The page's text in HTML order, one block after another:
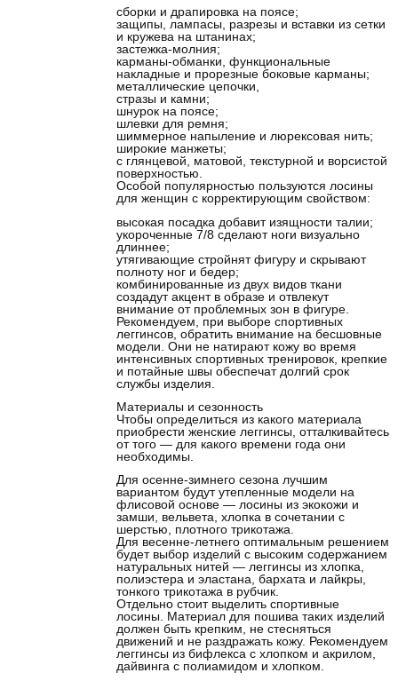
сборки и драпировка на поясе;
защипы, лампасы, разрезы и вставки из сетки
и кружева на штанинах;
застежка-молния;
карманы-обманки, функциональные
накладные и прорезные боковые карманы;
металлические цепочки,
стразы и камни;
шнурок на поясе;
шлевки для ремня;
шиммерное напыление и люрексовая нить;
широкие манжеты;
с глянцевой, матовой, текстурной и ворсистой
поверхностью.
Особой популярностью пользуются лосины
для женщин с корректирующим свойством:
высокая посадка добавит изящности талии;
укороченные 7/8 сделают ноги визуально
длиннее;
утягивающие стройнят фигуру и скрывают
полноту ног и бедер;
комбинированные из двух видов ткани
создадут акцент в образе и отвлекут
внимание от проблемных зон в фигуре.
Рекомендуем, при выборе спортивных
леггинсов, обратить внимание на бесшовные
модели. Они не натирают кожу во время
интенсивных спортивных тренировок, крепкие
и потайные швы обеспечат долгий срок
службы изделия.
Материалы и сезонность
Чтобы определиться из какого материала
приобрести женские леггинсы, отталкивайтесь
от того — для какого времени года они
необходимы.
Для осенне-зимнего сезона лучшим
вариантом будутутепленные модели на
флисовой основе — лосины из экокожи и
замши, вельвета, хлопка в сочетании с
шерстью, плотного трикотажа.
Для весенне-летнего оптимальным решением
будет выбор изделий с высоким содержанием
натуральных нитей — леггинсы из хлопка,
полиэстера и эластана, бархата и лайкры,
тонкого трикотажа в рубчик.
Отдельно стоит выделить спортивные
лосины . Материал для пошива таких изделий
должен быть крепким, не стесняться
движений и не раздражать кожу. Рекомендуем
леггинсы из бифлекса с хлопком и акрилом,
дайвинга с полиамидом и хлопком.